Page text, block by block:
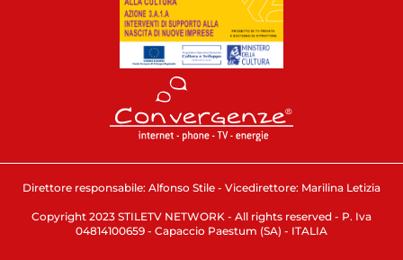
Direttore responsabile: Alfonso Stile - Vicedirettore: Marilina Letizia
Copyright 2023 STILETV NETWORK - All rights reserved - P. Iva
04814100659 - Capaccio Paestum (SA) - ITALIA